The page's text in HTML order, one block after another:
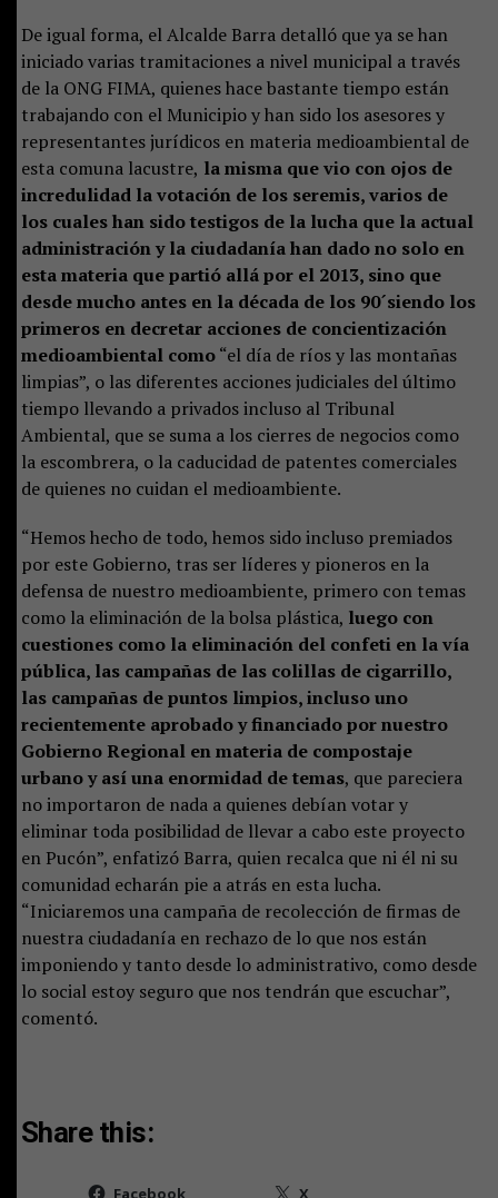
De igual forma, el Alcalde Barra detalló que ya se han
iniciado varias tramitaciones a nivel municipal a través
de la ONG FIMA, quienes hace bastante tiempo están
trabajando con el Municipio y han sido los asesores y
representantes jurídicos en materia medioambiental de
esta comuna lacustre, la misma que vio con ojos de
incredulidad la votación de los seremis, varios de
los cuales han sido testigos de la lucha que la actual
administración y la ciudadanía han dado no solo en
esta materia que partió allá por el 2013, sino que
desde mucho antes en la década de los 90´siendo los
primeros en decretar acciones de concientización
medioambiental como“el día de ríos y las montañas
limpias”, o las diferentes acciones judiciales del último
tiempo llevando a privados incluso al Tribunal
Ambiental, que se suma a los cierres de negocios como
la escombrera, o la caducidad de patentes comerciales
de quienes no cuidan el medioambiente.
“Hemos hecho de todo, hemos sido incluso premiados
por este Gobierno, tras ser líderes y pioneros en la
defensa de nuestro medioambiente, primero con temas
como la eliminación de la bolsa plástica, luego con
cuestiones como la eliminación del confeti en la vía
pública, las campañas de las colillas de cigarrillo,
las campañas de puntos limpios, incluso uno
recientemente aprobado y financiado por nuestro
Gobierno Regional en materia de compostaje
urbano y así una enormidad de temas, que pareciera
no importaron de nada a quienes debían votar y
eliminar toda posibilidad de llevar a cabo este proyecto
en Pucón”, enfatizó Barra, quien recalca que ni él ni su
comunidad echarán pie a atrás en esta lucha.
“Iniciaremos una campaña de recolección de firmas de
nuestra ciudadanía en rechazo de lo que nos están
imponiendo y tanto desde lo administrativo, como desde
lo social estoy seguro que nos tendrán que escuchar”,
comentó.
Share this:
Facebook X